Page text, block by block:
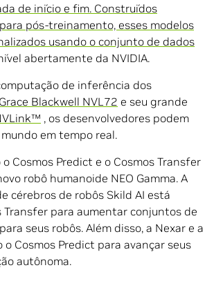
de início e fim. Construídos
pós-treinamento, esses modelos
usando o conjunto de dados
abertamente da NVIDIA.
de inferência dos
Blackwell NVL72 e seu grande
, os desenvolvedores podem
em tempo real.
Cosmos Predict e o Cosmos Transfer
robô humanoide NEO Gamma. A
cérebros de robôs Skild AI está
Transfer para aumentar conjuntos de
seus robôs. Além disso, a Nexar e a
o Cosmos Predict para avançar seus
autônoma.